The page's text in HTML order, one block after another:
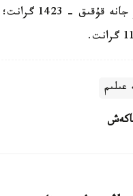
- 1423 گرانت؛
عىلىم